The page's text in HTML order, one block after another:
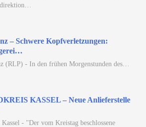
– Schwere Kopfverletzungen:
(RLP) - In den frühen Morgenstunden des…
KASSEL – Neue Anlieferstelle
Kassel - "Der vom Kreistag beschlossene